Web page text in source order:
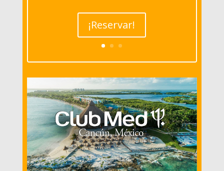
¡Reservar!